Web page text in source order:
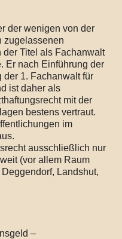
der wenigen von der
zugelassenen
der Titel als Fachanwalt
Er nach Einführung der
1. Fachanwalt für
ist daher als
mit der
bestens vertraut.
im
ausschließlich nur
(vor allem Raum
Landshut,
–